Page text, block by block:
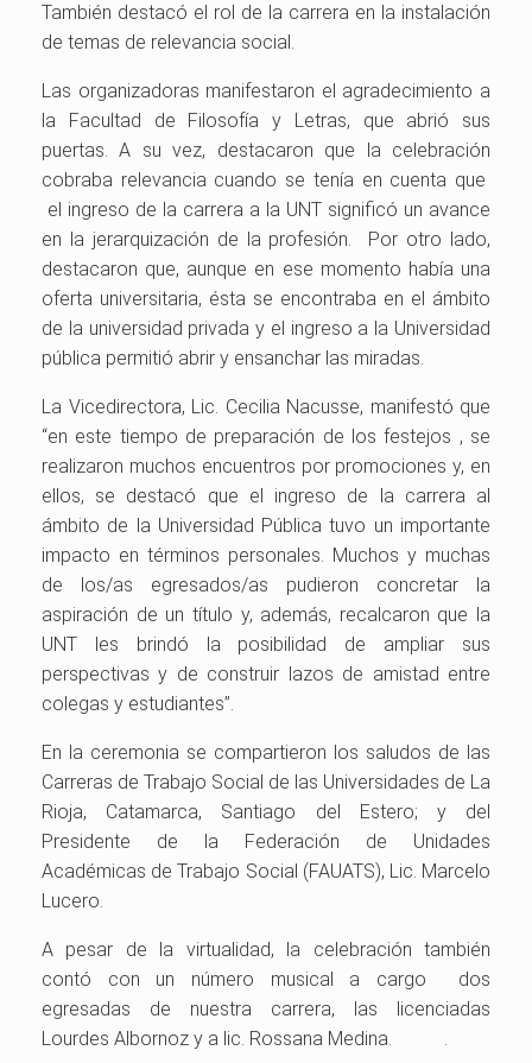
También destacó el rol de la carrera en la instalación
de temas de relevancia social.
Las organizadoras manifestaron el agradecimiento a
la Facultad de Filosofía y Letras, que abrió sus
puertas. A su vez, destacaron que la celebración
cobraba relevancia cuando se tenía en cuenta que
el ingreso de la carrera a la UNT significó un avance
en la jerarquización de la profesión. Por otro lado,
destacaron que, aunque en ese momento había una
oferta universitaria, ésta se encontraba en el ámbito
de la universidad privada y el ingreso a la Universidad
pública permitió abrir y ensanchar las miradas.
La Vicedirectora, Lic. Cecilia Nacusse, manifestó que
“en este tiempo de preparación de los festejos , se
realizaron muchos encuentros por promociones y, en
ellos, se destacó que el ingreso de la carrera al
ámbito de la Universidad Pública tuvo un importante
impacto en términos personales. Muchos y muchas
de los/as egresados/as pudieron concretar la
aspiración de un título y, además, recalcaron que la
UNT les brindó la posibilidad de ampliar sus
perspectivas y de construir lazos de amistad entre
colegas y estudiantes”.
En la ceremonia se compartieron los saludos de las
Carreras de Trabajo Social de las Universidades de La
Rioja, Catamarca, Santiago del Estero; y del
Presidente de la Federación de Unidades
Académicas de Trabajo Social (FAUATS), Lic. Marcelo
Lucero.
A pesar de la virtualidad, la celebración también
contó con un número musical a cargo dos
egresadas de nuestra carrera, las licenciadas
Lourdes Albornoz y a lic. Rossana Medina. .